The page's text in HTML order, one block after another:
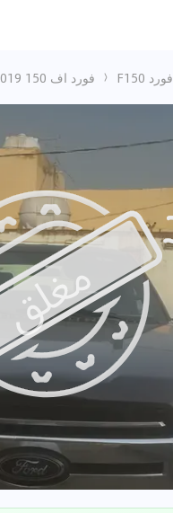
فورد F150 فورد اف 150 2019